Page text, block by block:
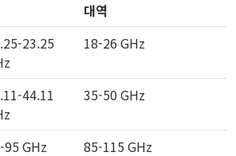
대역
23.25
18-26 GHz
44.11
35-50 GHz
95 GHz 85-115 GHz